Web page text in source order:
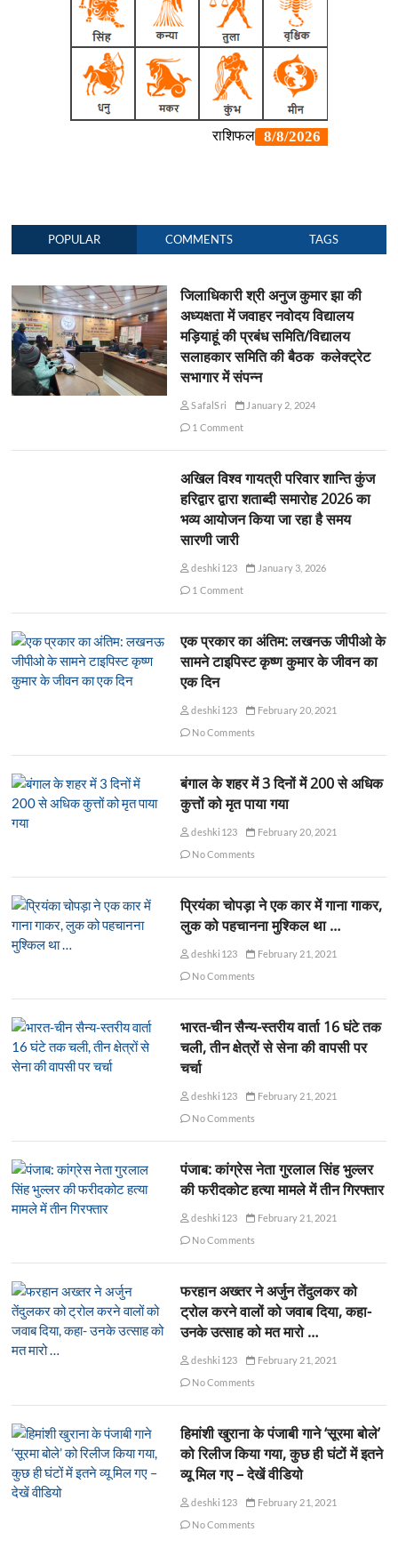
POPULAR COMMENTS TAGS
जिलाधिकारी श्री अनुज कुमार झा की
अध्यक्षता में जवाहर नवोदय विद्यालय
मड़ियाहूं की प्रबंध समिति/विद्यालय
सलाहकार समिति की बैठक कलेक्ट्रेट
सभागार में संपन्न
SafalSri
January 2, 2024
1 Comment
अखिल विश्व गायत्री परिवार शान्ति कुंज
हरिद्वार द्वारा शताब्दी समारोह 2026 का
भव्य आयोजन किया जा रहा है समय
सारणी जारी
deshki123
January 3, 2026
1 Comment
एक प्रकार का अंतिम: लखनऊ जीपीओ के
सामने टाइपिस्ट कृष्ण कुमार के जीवन का
एक दिन
deshki123
February 20, 2021
No Comments
बंगाल के शहर में 3 दिनों में 200 से अधिक
कुत्तों को मृत पाया गया
deshki123
February 20, 2021
No Comments
प्रियंका चोपड़ा ने एक कार में गाना गाकर,
लुक को पहचानना मुश्किल था …
deshki123
February 21, 2021
No Comments
भारत-चीन सैन्य-स्तरीय वार्ता 16 घंटे तक
चली, तीन क्षेत्रों से सेना की वापसी पर
चर्चा
deshki123
February 21, 2021
No Comments
पंजाब: कांग्रेस नेता गुरलाल सिंह भुल्लर
की फरीदकोट हत्या मामले में तीन गिरफ्तार
deshki123
February 21, 2021
No Comments
फरहान अख्तर ने अर्जुन तेंदुलकर को
ट्रोल करने वालों को जवाब दिया, कहा-
उनके उत्साह को मत मारो …
deshki123
February 21, 2021
No Comments
हिमांशी खुराना के पंजाबी गाने ‘सूरमा बोले’
को रिलीज किया गया, कुछ ही घंटों में इतने
व्यू मिल गए – देखें वीडियो
deshki123
February 21, 2021
No Comments